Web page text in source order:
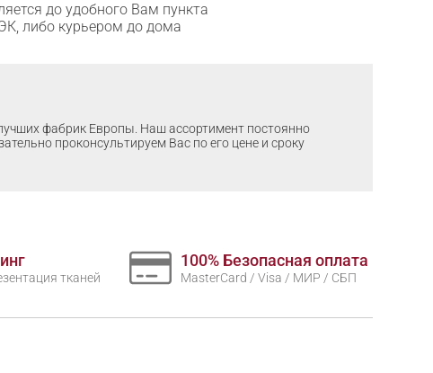
до удобного Вам пункта
либо курьером до дома
фабрик Европы. Наш ассортимент постоянно
проконсультируем Вас по его цене и сроку
тканей
100% Безопасная оплата
MasterCard / Visa / МИР / СБП